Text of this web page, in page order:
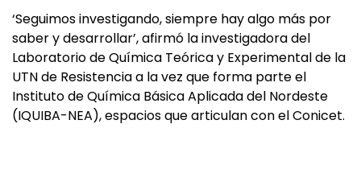
‘Seguimos investigando, siempre hay algo más por
saber y desarrollar’, afirmó la investigadora del
Laboratorio de Química Teórica y Experimental de la
UTN de Resistencia a la vez que forma parte el
Instituto de Química Básica Aplicada del Nordeste
(IQUIBA-NEA), espacios que articulan con el Conicet.